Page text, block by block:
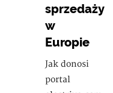
sprzedaży
w
Europie
Jak donosi
portal